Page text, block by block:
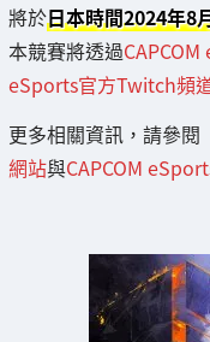
將於日本時間2024年8
本競賽將透過
eSports官方Twitch頻
更多相關資訊，請參閱
網站與CAPCOM